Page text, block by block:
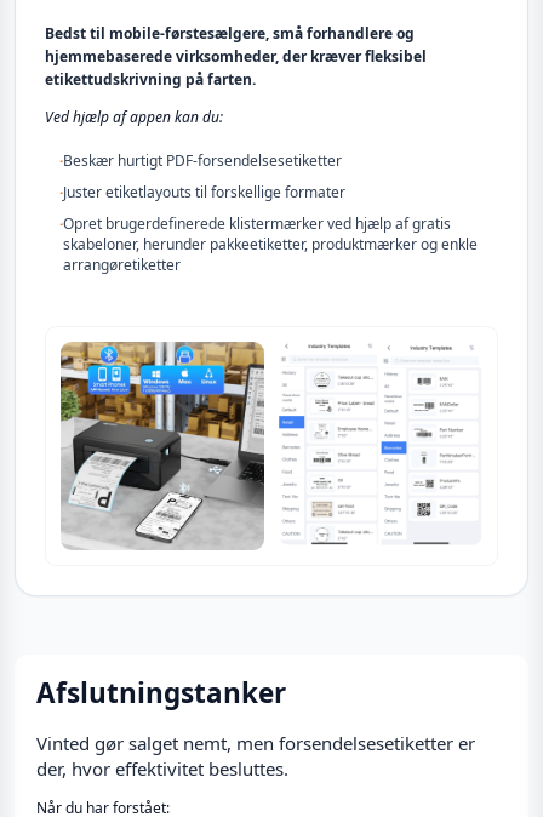
Bedst til mobile-førstesælgere, små forhandlere og
hjemmebaserede virksomheder, der kræver fleksibel
etikettudskrivning på farten.
Ved hjælp af appen kan du:
·Beskær hurtigt PDF-forsendelsesetiketter
·Juster etiketlayouts til forskellige formater
·Opret brugerdefinerede klistermærker ved hjælp af gratis
skabeloner, herunder pakkeetiketter, produktmærker og enkle
arrangøretiketter
Afslutningstanker
Vinted gør salget nemt, men forsendelsesetiketter er
der, hvor effektivitet besluttes.
Når du har forstået: